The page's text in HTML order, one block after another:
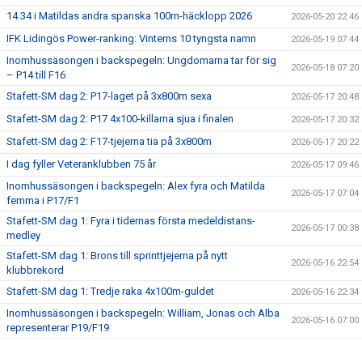
14.34 i Matildas andra spanska 100m-häcklopp 2026 2026-05-20 22:46
IFK Lidingös Power-ranking: Vinterns 10 tyngsta namn 2026-05-19 07:44
Inomhussäsongen i backspegeln: Ungdomarna tar för sig
– P14 till F16
2026-05-18 07:20
Stafett-SM dag 2: P17-laget på 3x800m sexa 2026-05-17 20:48
Stafett-SM dag 2: P17 4x100-killarna sjua i finalen 2026-05-17 20:32
Stafett-SM dag 2: F17-tjejerna tia på 3x800m 2026-05-17 20:22
I dag fyller Veteranklubben 75 år 2026-05-17 09:46
Inomhussäsongen i backspegeln: Alex fyra och Matilda
femma i P17/F1
2026-05-17 07:04
Stafett-SM dag 1: Fyra i tidernas första medeldistans-
medley
2026-05-17 00:38
Stafett-SM dag 1: Brons till sprinttjejerna på nytt
klubbrekord
2026-05-16 22:54
Stafett-SM dag 1: Tredje raka 4x100m-guldet 2026-05-16 22:34
Inomhussäsongen i backspegeln: William, Jonas och Alba
representerar P19/F19
2026-05-16 07:00